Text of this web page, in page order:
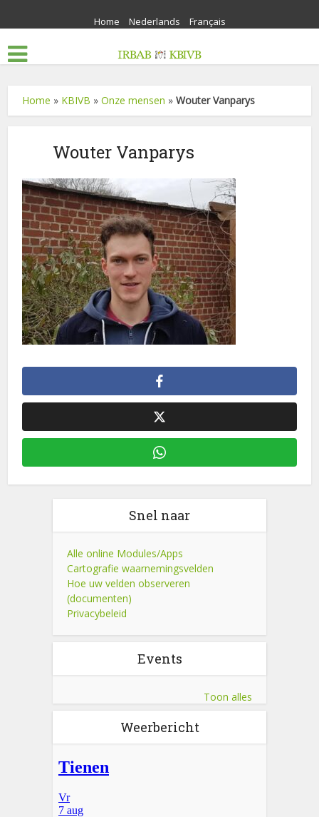
Home Nederlands Français
Home » KBIVB »Onze mensen »Wouter Vanparys
Wouter Vanparys
Snel naar
Alle online Modules/Apps
Cartografie waarnemingsvelden
Hoe uw velden observeren
(documenten)
Privacybeleid
Events
Toon alles
Weerbericht